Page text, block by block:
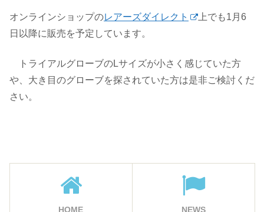
オンラインショップのレアーズダイレクト
上でも1月6
日以降に販売を予定しています。
トライアルグローブのLサイズが小さく感じていた方
や、大き目のグローブを探されていた方は是非ご検討くだ
さい。
HOME NEWS